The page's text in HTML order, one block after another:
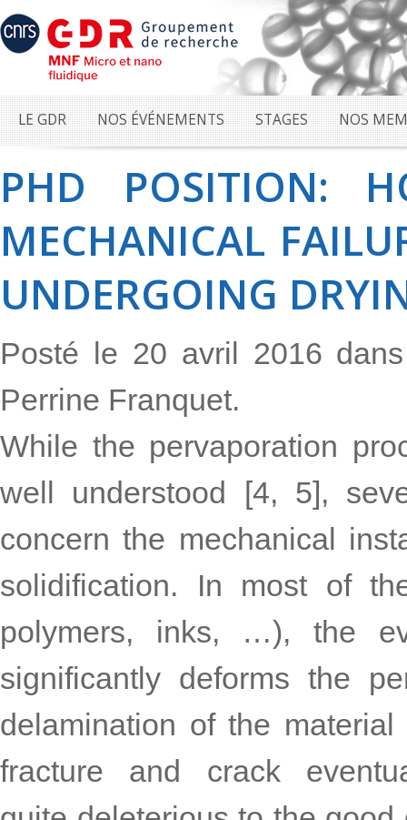
LE GDR NOS ÉVÉNEMENTS STAGES NOS
PHD POSITION:
MECHANICAL
UNDERGOING
Posté le 20 avril 2016
Perrine Franquet.
While the pervaporation
well understood [4, 5],
concern the mechanical
solidification. In most of
polymers, inks, …), the
significantly deforms the
delamination of the
fracture and crack